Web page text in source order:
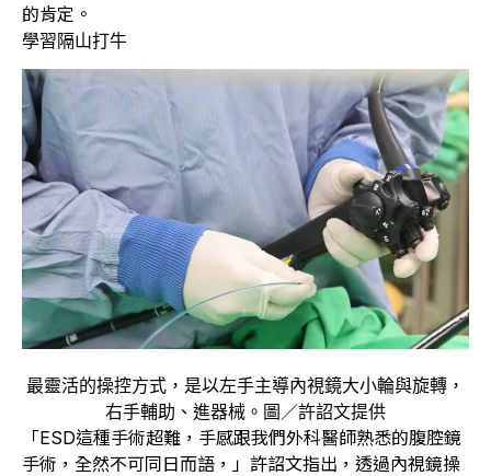
的肯定。
學習隔山打牛
最靈活的操控方式，是以左手主導內視鏡大小輪與旋轉，
右手輔助、進器械。圖／許詔文提供
「ESD這種手術超難，手感跟我們外科醫師熟悉的腹腔鏡
手術，全然不可同日而語，」許詔文指出，透過內視鏡操